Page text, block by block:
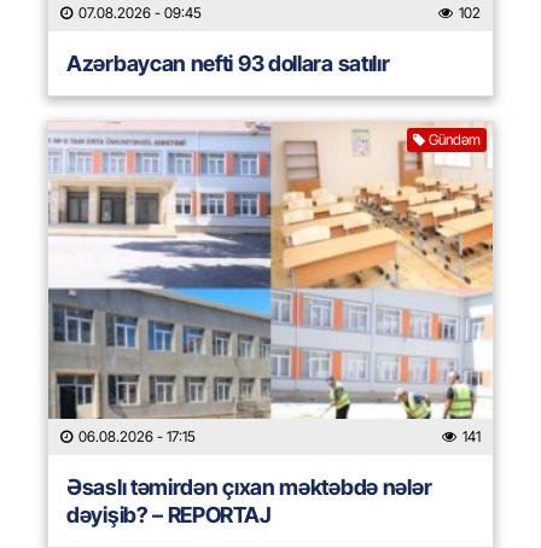
07.08.2026 - 09:45 102
Azərbaycan nefti 93 dollara satılır
Gündəm
06.08.2026 - 17:15 141
Əsaslı təmirdən çıxan məktəbdə nələr
dəyişib? – REPORTAJ